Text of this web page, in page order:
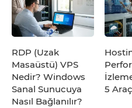
RDP (Uzak
Masaüstü) VPS
Nedir? Windows
Sanal Sunucuya
Nasıl Bağlanılır?
5 Araç